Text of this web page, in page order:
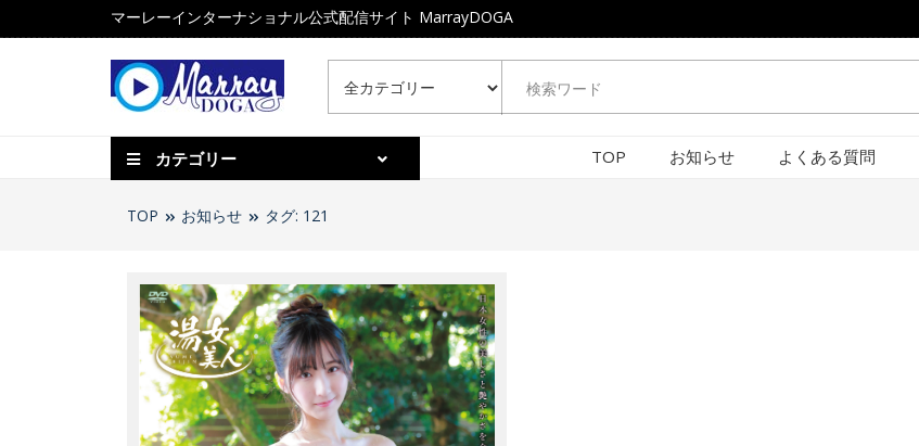
マーレーインターナショナル公式配信サイト MarrayDOGA
カテゴリー TOP お知らせ よくある質問
TOP お知らせ タグ: 121